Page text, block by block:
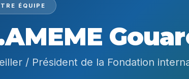
ÉQUIPE
/ Président de la Fondation